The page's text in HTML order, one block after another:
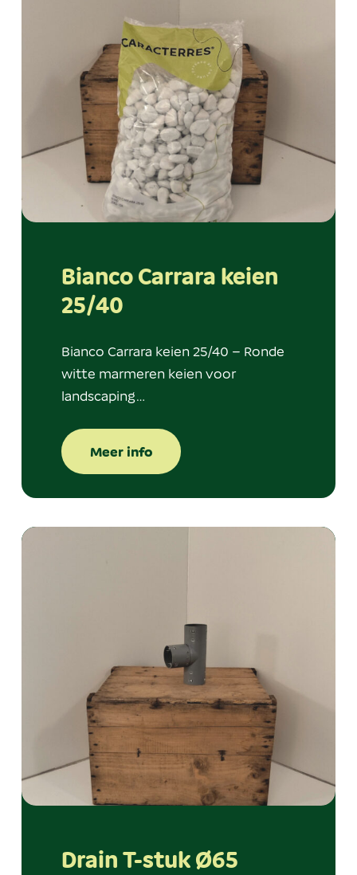
Bianco Carrara keien
25/40
Bianco Carrara keien 25/40 – Ronde
witte marmeren keien voor
landscaping…
Meer info
Drain T-stuk Ø65